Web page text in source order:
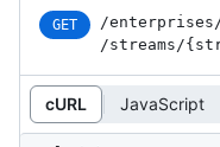
GET /enterprises
/streams /
cURL JavaScript